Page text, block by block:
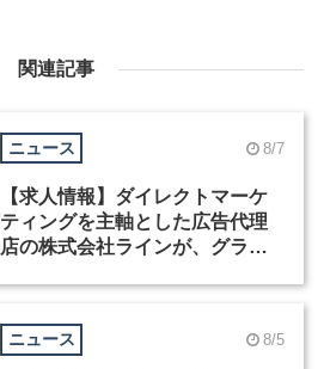
関連記事
ニュース 8/7
【求人情報】ダイレクトマーケ
ティングを主軸とした広告代理
店の株式会社ラインが、グラフ
ニュース 8/5